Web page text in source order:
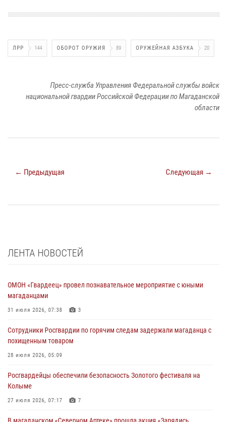
ЛРР 144 ОБОРОТ ОРУЖИЯ 89 ОРУЖЕЙНАЯ АЗБУКА 20
Пресс-служба Управления Федеральной службы войск
национальной гвардии Российской Федерации по Магаданской
области
← Предыдущая Следующая →
ЛЕНТА НОВОСТЕЙ
ОМОН «Гвардеец» провел познавательное мероприятие с юными
магаданцами
31 июля 2026, 07:38 3
Сотрудники Росгвардии по горячим следам задержали магаданца с
похищенным товаром
28 июля 2026, 05:09
Росгвардейцы обеспечили безопасность Золотого фестиваля на
Колыме
27 июля 2026, 07:17 7